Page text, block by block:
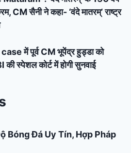
CM सैनी ने कहा- ‘वंदे मातरम्’ राष्ट्र
में पूर्व CM भूपेंद्र हुड्डा को
की स्पेशल कोर्ट में होगी सुनवाई
Bóng Đá Uy Tín, Hợp Pháp